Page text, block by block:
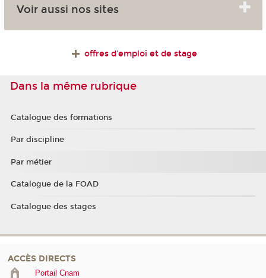
Voir aussi nos sites
offres d'emploi et de stage
Dans la même rubrique
Catalogue des formations
Par discipline
Par métier
Catalogue de la FOAD
Catalogue des stages
ACCÈS DIRECTS
Portail Cnam